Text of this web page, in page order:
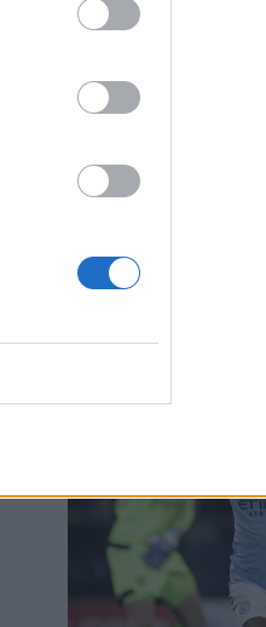
19.
Hakim Ziyech
appartement op
Marcos Leonardo
bij Ajax: 'Hier
Van Götze tot